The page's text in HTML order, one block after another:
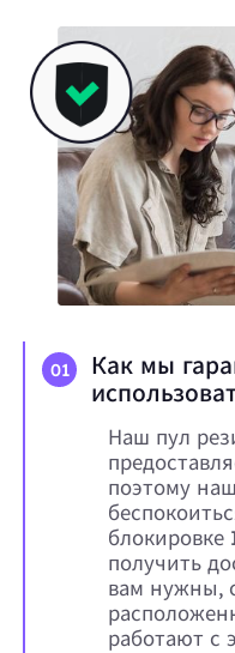
01
Как мы
Наш пул
поэтому
получить
вам нужны,
работают с